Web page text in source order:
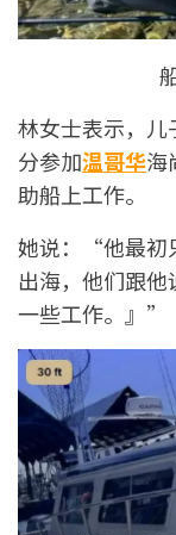
林女士表示，
分参加温哥华海
助船上工作。
她说：“他最初
出海，他们跟
一些工作。』”